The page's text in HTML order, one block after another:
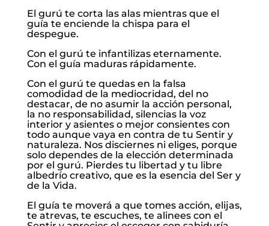
El gurú te corta las alas mientras que el
guía te enciende la chispa para el
despegue.
Con el gurú te infantilizas eternamente.
Con el guía maduras rápidamente.
Con el gurú te quedas en la falsa
comodidad de la mediocridad, del no
destacar, de no asumir la acción personal,
la no responsabilidad, silencias la voz
interior y asientes o mejor consientes con
todo aunque vaya en contra de tu Sentir y
naturaleza. Nos disciernes ni eliges, porque
solo dependes de la elección determinada
por el gurú. Pierdes tu libertad y tu libre
albedrío creativo, que es la esencia del Ser y
de la Vida.
El guía te moverá a que tomes acción, elijas,
te atrevas, te escuches, te alinees con el